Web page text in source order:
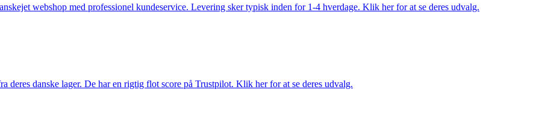
webshop med professionel kundeservice. Levering sker typisk inden for 1-4 hverdage. Klik her for at se deres udvalg.
danske lager. De har en rigtig flot score på Trustpilot. Klik her for at se deres udvalg.